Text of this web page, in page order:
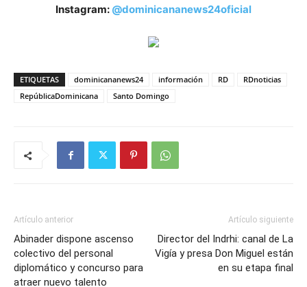
Instagram: @dominicananews24oficial
ETIQUETAS dominicananews24 información RD
RDnoticias
RepúblicaDominicana
Santo Domingo
Artículo anterior
Abinader dispone ascenso
colectivo del personal
diplomático y concurso para
atraer nuevo talento
Artículo siguiente
Director del Indrhi: canal de La
Vigía y presa Don Miguel están
en su etapa final